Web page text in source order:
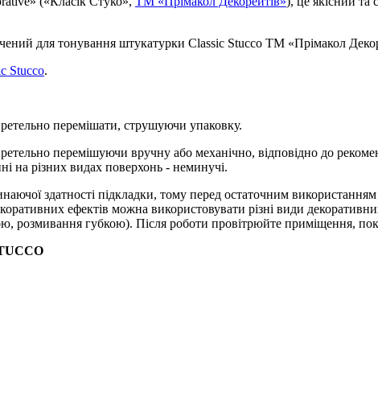
для тонування штукатурки Classic Stucco ТМ «Прімакол
Stucco.
перемішати, струшуючи упаковку.
перемішуючи вручну або механічно, відповідно до
на різних видах поверхонь - неминучі.
здатності підкладки, тому перед остаточним
ефектів можна використовувати різні види
розмивання губкою). Після роботи провітрюйте приміщення,